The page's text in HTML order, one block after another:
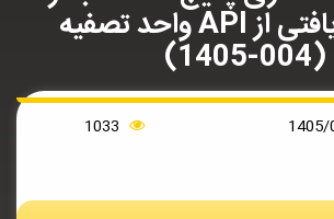
روغن بازیافتی از API واحد تصفیه
(004-1405)
1033